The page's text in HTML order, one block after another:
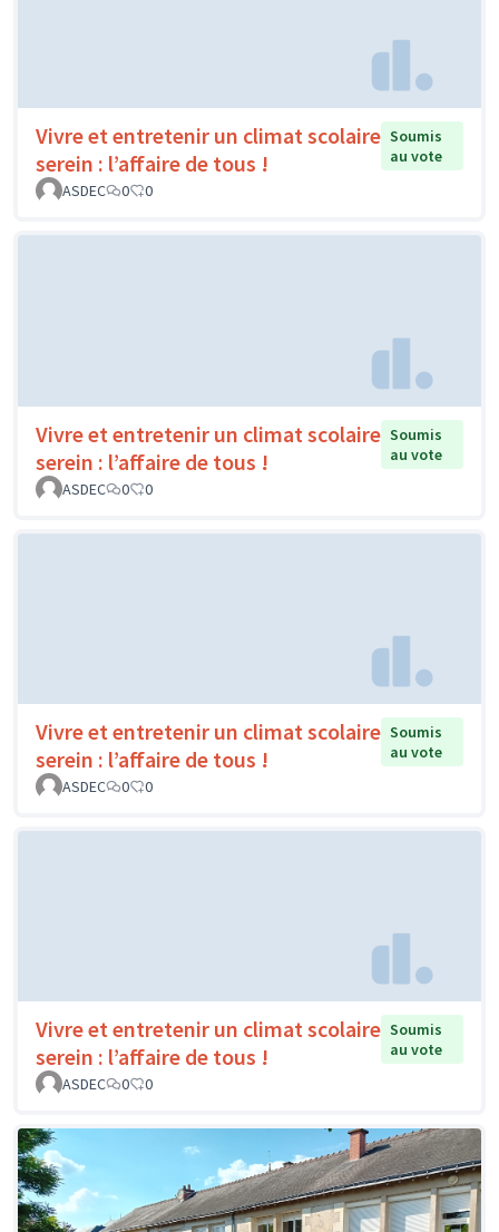
Vivre et entretenir un climat scolaire
serein : l’affaire de tous !
Soumis
au vote
ASDEC
0 0
Vivre et entretenir un climat scolaire
serein : l’affaire de tous !
Soumis
au vote
ASDEC
0 0
Vivre et entretenir un climat scolaire
serein : l’affaire de tous !
Soumis
au vote
ASDEC
0 0
Vivre et entretenir un climat scolaire
serein : l’affaire de tous !
Soumis
au vote
ASDEC
0 0